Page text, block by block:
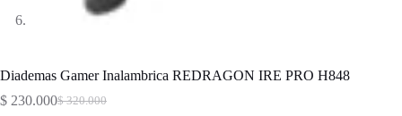
Diademas Gamer Inalambrica REDRAGON IRE PRO H848
$320.000
$ 230.000